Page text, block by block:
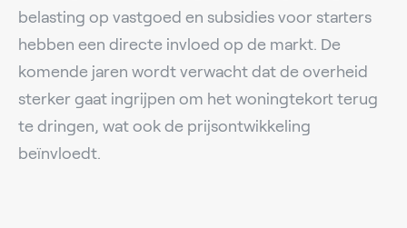
belasting op vastgoed en subsidies voor starters
hebben een directe invloed op de markt. De
komende jaren wordt verwacht dat de overheid
sterker gaat ingrijpen om het woningtekort terug
te dringen, wat ook de prijsontwikkeling
beïnvloedt.